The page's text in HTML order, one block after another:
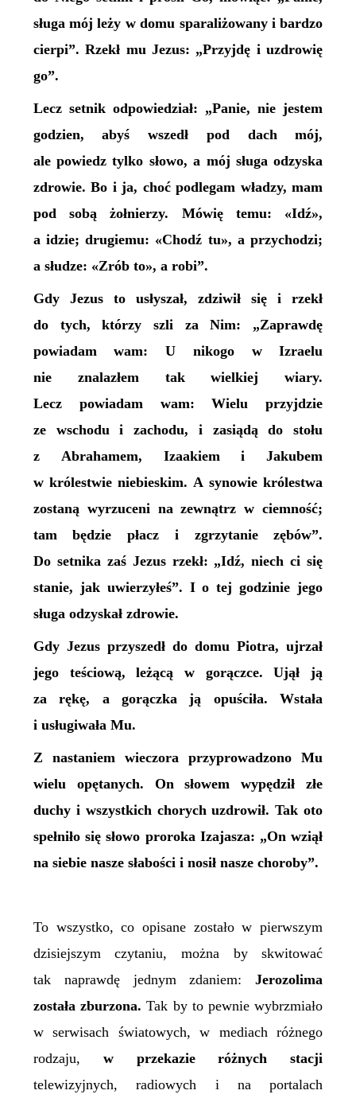
sługa mój leży w domu sparaliżowany i bardzo
cierpi”. Rzekł mu Jezus: „Przyjdę i uzdrowię
go”.
Lecz setnik odpowiedział: „Panie, nie jestem
godzien, abyś wszedł pod dach mój,
ale powiedz tylko słowo, a mój sługa odzyska
zdrowie. Bo i ja, choć podlegam władzy, mam
pod sobą żołnierzy. Mówię temu: «Idź»,
a idzie; drugiemu: «Chodź tu», a przychodzi;
a słudze: «Zrób to», a robi”.
Gdy Jezus to usłyszał, zdziwił się i rzekł
do tych, którzy szli za Nim: „Zaprawdę
powiadam wam: U nikogo w Izraelu
nie znalazłem tak wielkiej wiary.
Lecz powiadam wam: Wielu przyjdzie
ze wschodu izachodu, i zasiądą do stołu
z Abrahamem, Izaakiem i Jakubem
w królestwie niebieskim. A synowie królestwa
zostaną wyrzuceni na zewnątrz w ciemność;
tam będzie płacz i zgrzytanie zębów”.
Do setnika zaś Jezus rzekł: „Idź, niech ci się
stanie, jak uwierzyłeś”. I o tej godzinie jego
sługa odzyskał zdrowie.
Gdy Jezus przyszedł do domu Piotra, ujrzał
jego teściową, leżącą w gorączce. Ujął ją
za rękę, a gorączka ją opuściła. Wstała
i usługiwała Mu.
Z nastaniem wieczora przyprowadzono Mu
wielu opętanych. On słowem wypędził złe
duchy i wszystkich chorych uzdrowił. Tak oto
spełniło się słowo proroka Izajasza: „On wziął
na siebie nasze słabości i nosił nasze choroby”.
To wszystko, co opisane zostało w pierwszym
dzisiejszym czytaniu, można by skwitować
tak naprawdę jednym zdaniem: Jerozolima
została zburzona.Tak by to pewnie wybrzmiało
w serwisach światowych, w mediach różnego
rodzaju, w przekazie różnych stacji
telewizyjnych, radiowych i na portalach